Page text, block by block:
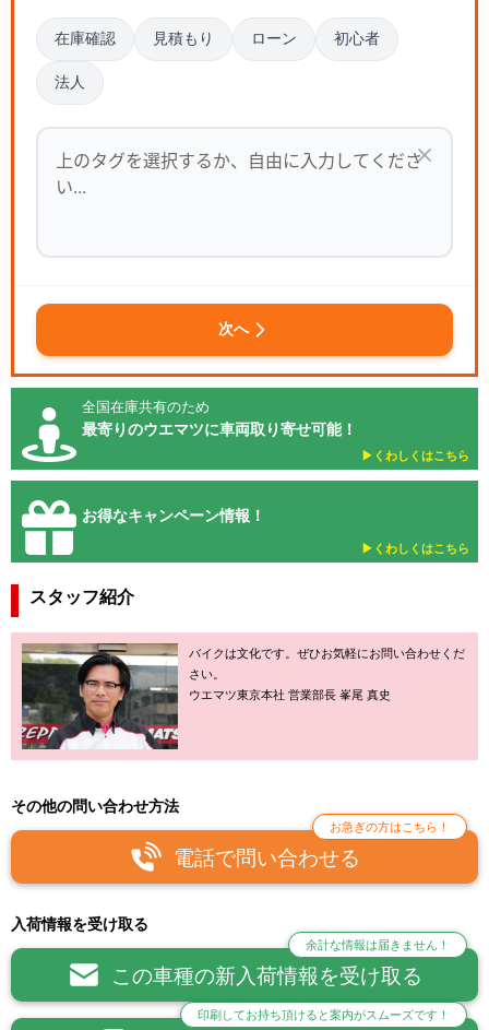
在庫確認 見積もり ローン 初心者
法人
次へ
全国在庫共有のため
最寄りのウエマツに車両取り寄せ可能！
▶︎くわしくはこちら
お得なキャンペーン情報！
▶︎くわしくはこちら
スタッフ紹介
バイクは文化です。ぜひお気軽にお問い合わせくだ
さい。
ウエマツ東京本社 営業部長 峯尾 真史
その他の問い合わせ方法
電話で問い合わせる
お急ぎの方はこちら！
入荷情報を受け取る
この車種の新入荷情報を受け取る
余計な情報は届きません！
印刷してお持ち頂けると案内がスムーズです！